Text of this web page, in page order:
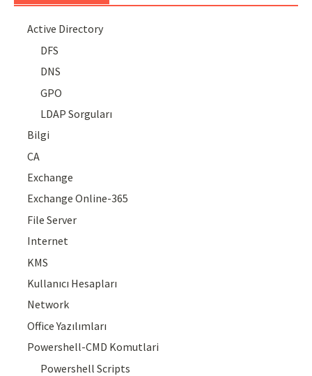
Active Directory
DFS
DNS
GPO
LDAP Sorguları
Bilgi
CA
Exchange
Exchange Online-365
File Server
Internet
KMS
Kullanıcı Hesapları
Network
Office Yazılımları
Powershell-CMD Komutlari
Powershell Scripts